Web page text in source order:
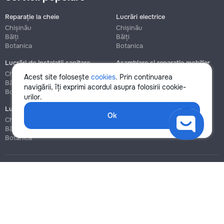
Acest site folosește cookies. Prin continuarea
navigării, îți exprimi acordul asupra folosirii cookie-
urilor.
Ok
Reparație la cheie
Chișinău
Bălți
Botanica
Lucrări electrice
Chișinău
Bălți
Botanica
Lucrări de instalații sanitare
Chișinău
Bălți
Botanica
Asamblare și reparație mobilier
Chișinău
Botanica
Lucrări de construcție și instalare
Chișinău
Bălți
Botanica